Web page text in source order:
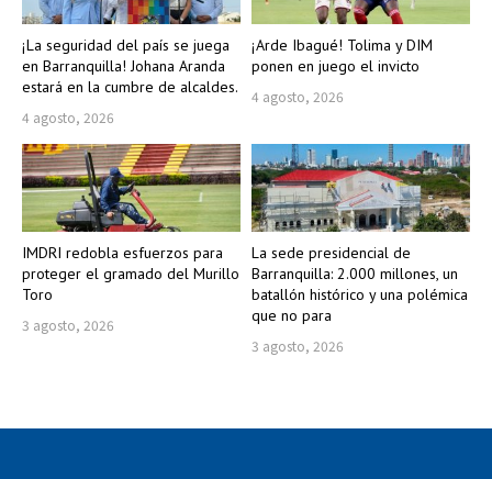
¡La seguridad del país se juega
en Barranquilla! Johana Aranda
estará en la cumbre de alcaldes.
4 agosto, 2026
¡Arde Ibagué! Tolima y DIM
ponen en juego el invicto
4 agosto, 2026
IMDRI redobla esfuerzos para
proteger el gramado del Murillo
Toro
3 agosto, 2026
La sede presidencial de
Barranquilla: 2.000 millones, un
batallón histórico y una polémica
que no para
3 agosto, 2026